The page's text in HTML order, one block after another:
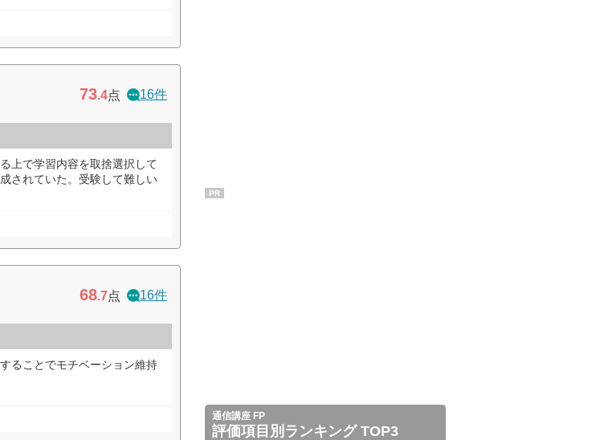
73.4点 16件
上で学習内容を取捨選択して
されていた。受験して難しい
68.7点 16件
ることでモチベーション維持
PR
通信講座 FP
評価項目別ランキング TOP3